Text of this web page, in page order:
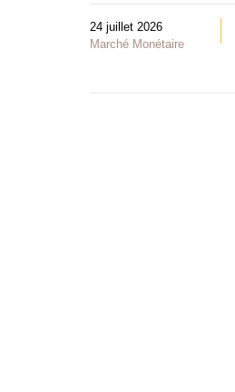
24 juillet 2026
Marché Monétaire